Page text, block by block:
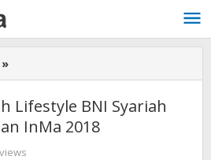
»
Hasanah
Lifestyle
BNI
Syariah
Lifestyle BNI Syariah
InMa 2018